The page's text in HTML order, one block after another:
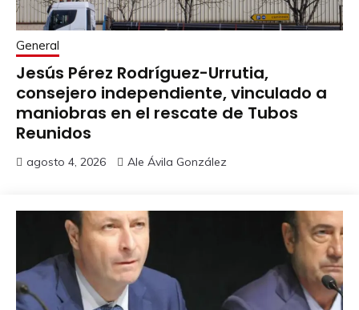
General
Jesús Pérez Rodríguez-Urrutia,
consejero independiente, vinculado a
maniobras en el rescate de Tubos
Reunidos
agosto 4, 2026 Ale Ávila González